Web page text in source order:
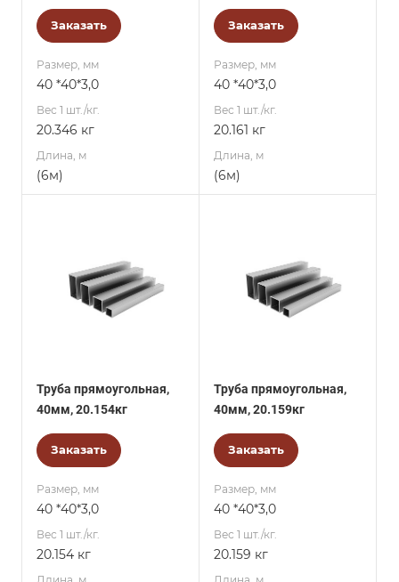
Заказать
Размер, мм
40 *40*3,0
Вес 1 шт./кг.
20.346 кг
Длина, м
(6м)
Заказать
Размер, мм
40 *40*3,0
Вес 1 шт./кг.
20.161 кг
Длина, м
(6м)
Труба прямоугольная,
40мм, 20.154кг
Заказать
Размер, мм
40 *40*3,0
Вес 1 шт./кг.
20.154 кг
Труба прямоугольная,
40мм, 20.159кг
Заказать
Размер, мм
40 *40*3,0
Вес 1 шт./кг.
20.159 кг